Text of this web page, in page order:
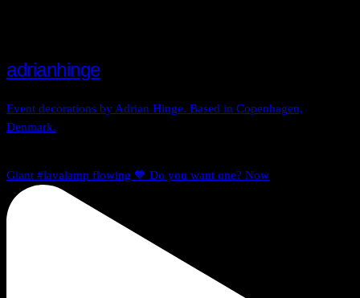
adrianhinge
Event decorations by Adrian Hinge. Based in Copenhagen,
Denmark.
Giant #lavalamp flowing 🧡 Do you want one? Now